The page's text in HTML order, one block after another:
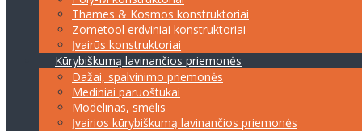
Thames & Kosmos konstruktoriai
Zometool erdviniai konstruktoriai
Įvairūs konstruktoriai
Kūrybiškumą lavinančios priemonės
Dažai, spalvinimo priemonės
Mediniai paruoštukai
Modelinas, smėlis
Įvairios kūrybiškumą lavinančios priemonės